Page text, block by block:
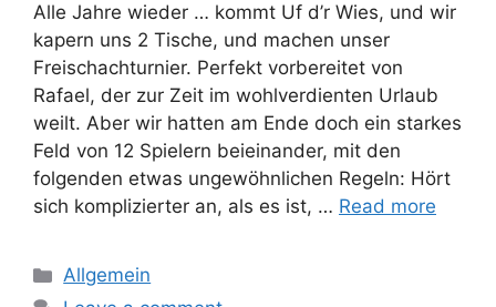
Alle Jahre wieder … kommt Uf d’r Wies, und wir
kapern uns 2 Tische, und machen unser
Freischachturnier. Perfekt vorbereitet von
Rafael, der zur Zeit im wohlverdienten Urlaub
weilt. Aber wir hatten am Ende doch ein starkes
Feld von 12 Spielern beieinander, mit den
folgenden etwas ungewöhnlichen Regeln: Hört
sich komplizierter an, als es ist, … Read more
Categories
Allgemein